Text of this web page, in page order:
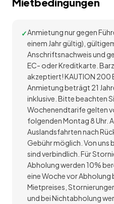
Anmietung nur gegen
einem Jahr gültig),
Anschriftsnachweis und
EC- oder Kreditkarte.
akzeptiert! KAUTION 200
Anmietung beträgt 21
inklusive. Bitte beachten
Wochenendtarife gelten
folgenden Montag 8 Uhr.
Auslandsfahrten nach
Gebühr möglich. Von uns
sind verbindlich. Für
Abholung werden 10%
eine Woche vor Abholung
Mietpreises,
und bei Nichtabholung